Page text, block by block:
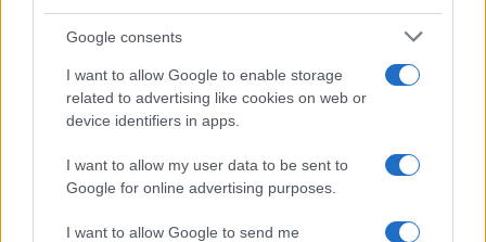
Google consents
I want to allow Google to enable storage
related to advertising like cookies on web or
device identifiers in apps.
I want to allow my user data to be sent to
Google for online advertising purposes.
I want to allow Google to send me
NECROLOGIE
Mario Malu